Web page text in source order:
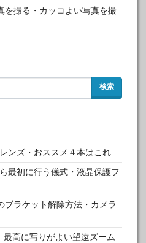
を撮る・カッコよい写真を撮
検索
ンズ・おススメ４本はこれ
最初に行う儀式・液晶保護フ
ブラケット解除方法・カメラ
最高に写りがよい望遠ズーム